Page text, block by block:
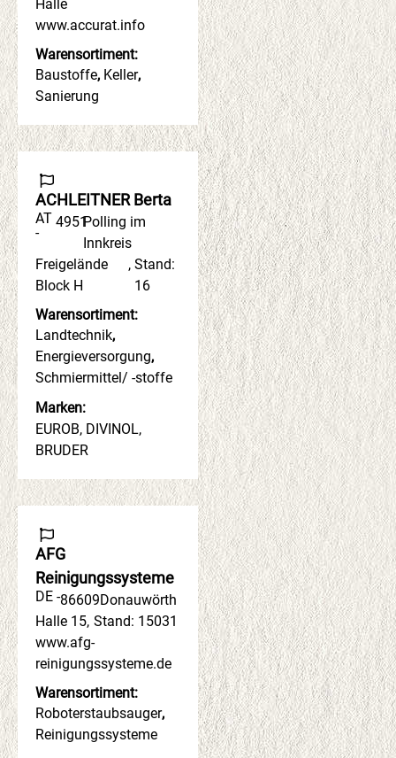
Halle
www.accurat.info
Warensortiment:
Baustoffe, Keller,
Sanierung
ACHLEITNER Berta
AT
-
4951Polling im
Innkreis
Freigelände
Block H
, Stand:
16
Warensortiment:
Landtechnik,
Energieversorgung,
Schmiermittel/ -stoffe
Marken:
EUROB, DIVINOL,
BRUDER
AFG
Reinigungssysteme
DE -86609Donauwörth
Halle 15, Stand: 15031
www.afg-
reinigungssysteme.de
Warensortiment:
Roboterstaubsauger,
Reinigungssysteme